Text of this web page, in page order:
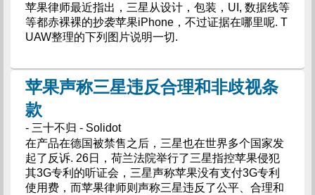
苹果律师最近指出，三星从设计，包装，UI, 数据线等
等都赤裸裸的抄袭苹果iPhone，不过证据在哪里呢. T
UAW整理的下列图片说明一切.
苹果声称三星违反合理和非歧视条
款
- 三十不归 - Solidot
在产品在德国被禁售之后，三星也在世界多个国家发
起了反诉. 26日，荷兰法院举行了三星指控苹果侵犯
其3G专利的听证会，三星声称苹果没有支付3G专利
使用费，而苹果律师则声称三星违反了公平、合理和